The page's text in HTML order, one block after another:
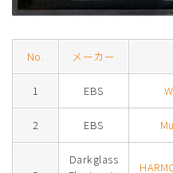
No. メーカー
1 EBS
2 EBS
Darkglass